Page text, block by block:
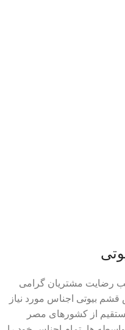
رضایت مشتریان گرامی
بیوتی اجناس مورد نیاز
از کشورهای مصر